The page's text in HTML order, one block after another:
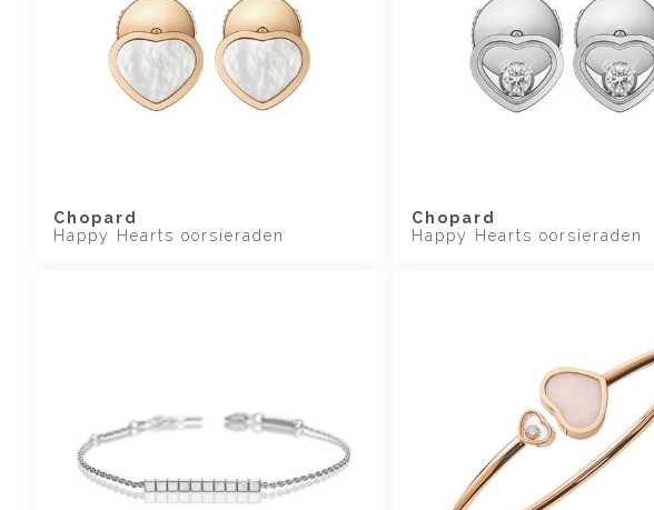
Chopard
Happy Hearts oorsieraden
Chopard
Happy Hearts oorsieraden